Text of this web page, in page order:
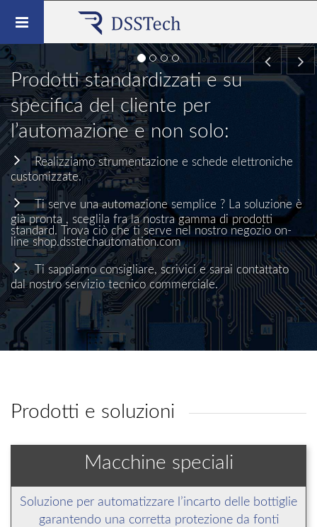
Toggle
Prodotti standardizzati e su
specifica del cliente per
l’automazione e non solo:
Realizziamo strumentazione e schede elettroniche
customizzate.
Ti serve una automazione semplice ? La soluzione è
già pronta , sceglila fra la nostra gamma di prodotti
standard. Trova ciò che ti serve nel nostro negozio on-
line shop.dsstechautomation.com
Ti sappiamo consigliare, scrivici e sarai contattato
dal nostro servizio tecnico commerciale.
Prodotti e soluzioni
Macchine speciali
Soluzione per automatizzare l’incarto delle bottiglie
garantendo una corretta protezione da fonti